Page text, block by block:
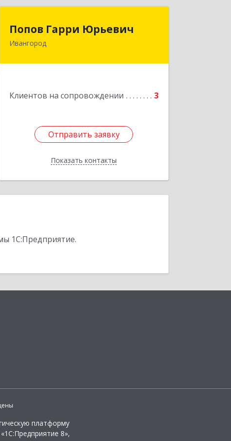
Попов Гарри Юрьевич
Ивангород
Клиентов на сопровождении 3
Отправить заявку
Показать контакты
Отправить заявку
Назад
1С:Предприятие.
платформу
8»,